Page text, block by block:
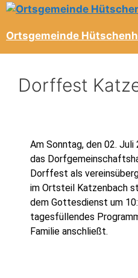
Ortsgemeinde
Dorffest
Am Sonntag, den 02.
das
Dorffest als
im Ortsteil Katzenbach
dem Gottesdienst um
tagesfüllendes
Familie anschließt.